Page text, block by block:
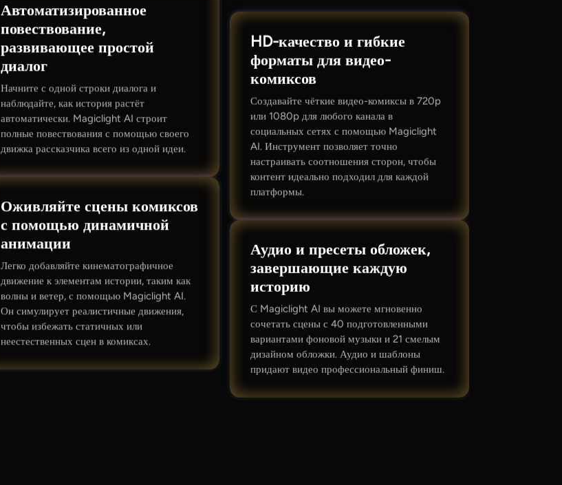
Автоматизированное
повествование,
развивающее простой
диалог
Начните с одной строки диалога и
наблюдайте, как история растёт
автоматически. Magiclight AI строит
полные повествования с помощью своего
движка рассказчика всего из одной идеи.
Оживляйте сцены комиксов
с помощью динамичной
анимации
Легко добавляйте кинематографичное
движение к элементам истории, таким как
волны и ветер, с помощью Magiclight AI.
Он симулирует реалистичные движения,
чтобы избежать статичных или
неестественных сцен в комиксах.
HD-качество и гибкие
форматы для видео-
комиксов
Создавайте чёткие видео-комиксы в 720p
или 1080p для любого канала в
социальных сетях с помощью Magiclight
AI. Инструмент позволяет точно
настраивать соотношения сторон, чтобы
контент идеально подходил для каждой
платформы.
Аудио и пресеты обложек,
завершающие каждую
историю
С Magiclight AI вы можете мгновенно
сочетать сцены с 40 подготовленными
вариантами фоновой музыки и 21 смелым
дизайном обложки. Аудио и шаблоны
придают видео профессиональный финиш.